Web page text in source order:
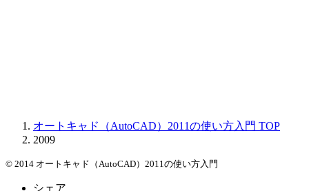
オートキャド（AutoCAD）2011の使い方入門 TOP
2009
© 2014 オートキャド（AutoCAD）2011の使い方入門
シェア